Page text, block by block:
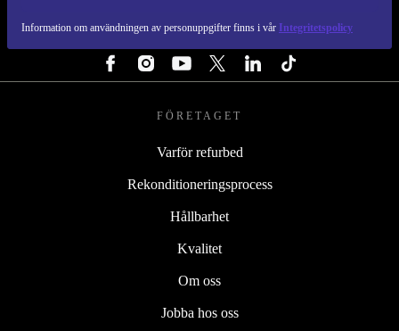
Information om användningen av personuppgifter finns i vår Integritetspolicy
FÖLJ OSS
FÖRETAGET
Varför refurbed
Rekonditioneringsprocess
Hållbarhet
Kvalitet
Om oss
Jobba hos oss